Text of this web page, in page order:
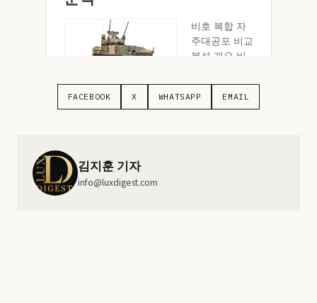
FACEBOOK X WHATSAPP EMAIL
김지훈 기자
info@luxdigest.com